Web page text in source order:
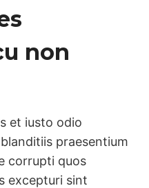
non
et iusto odio
praesentium
corrupti quos
excepturi sint